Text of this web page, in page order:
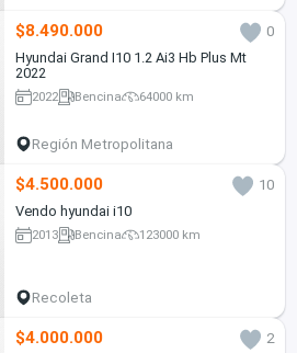
$8.490.000
0
Hyundai Grand I10 1.2 Ai3 Hb Plus Mt
2022
2022 Bencina 64000 km
Región Metropolitana
$4.500.000
10
Vendo hyundai i10
2013 Bencina 123000 km
Recoleta
$4.000.000
2